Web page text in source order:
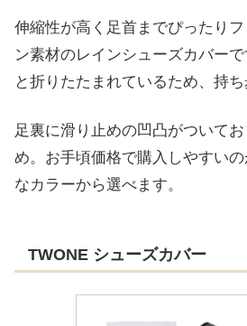
伸縮性が高く足首までぴったり
ン素材のレインシューズカバー
と折りたたまれているため、持ち
足裏に滑り止めの凹凸がついて
め。お手頃価格で購入しやすい
なカラーから選べます。
TWONE シューズカバー